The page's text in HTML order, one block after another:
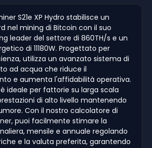
S21e XP Hydro stabilisce un
nel mining di Bitcoin con il suo
leader del settore di 860TH/s e un
di 11180W. Progettato per
utilizza un avanzato sistema di
ad acqua che riduce il
e aumenta l'affidabilità operativa.
ideale per fattorie su larga scala
di alto livello mantenendo
Con il nostro calcolatore di
puoi facilmente stimare la
mensile e annuale regolando
e la valuta preferita, garantendo